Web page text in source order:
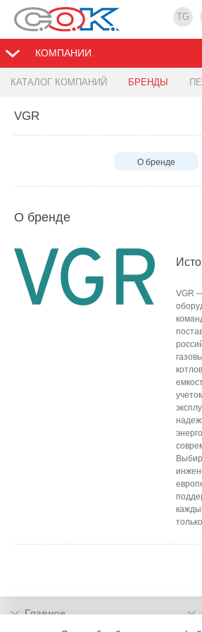
TG
КОМПАНИИ
КАТАЛОГ КОМПАНИЙ БРЕНДЫ
VGR
О бренде
О бренде
VGR
Главное